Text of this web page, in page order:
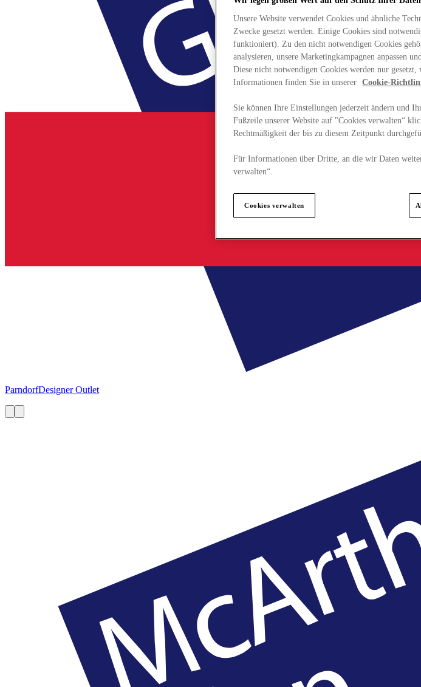
ParndorfDesigner Outlet
Unsere Website verwendet Cookies und ähnliche
Zwecke gesetzt werden. Einige Cookies sind
funktioniert). Zu den nicht notwendigen Cookies
analysieren, unsere Marketingkampagnen anpassen
Diese nicht notwendigen Cookies werden nur
Informationen finden Sie in unserer Cookie-
Sie können Ihre Einstellungen jederzeit ändern und
Fußzeile unserer Website auf "Cookies verwalten“
Rechtmäßigkeit der bis zu diesem Zeitpunkt
Für Informationen über Dritte, an die wir Daten
verwalten“.
Cookies verwalten